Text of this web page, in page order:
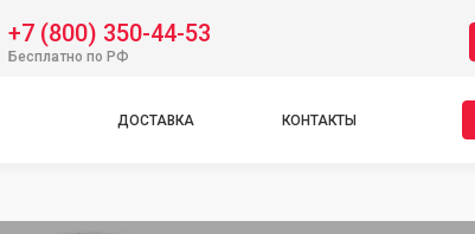
+7 (800) 350-44-53
Бесплатно по РФ
ДОСТАВКА КОНТАКТЫ